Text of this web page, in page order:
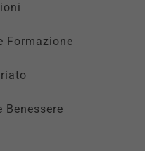
Formazione
Benessere